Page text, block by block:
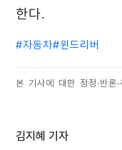
한다.
#자동차#윈드리버
본 기사에 대한 정정·반론
김지혜 기자